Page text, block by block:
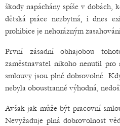
škody napáchány spíše v dobách,
dětská práce nezbytná, i dnes
prohibice je nehorázným
První zásadní obhajobou
zaměstnavatel nikoho nenutil pro
smlouvy jsou plně dobrovolné.
nebyla oboustranně výhodná,
Avšak jak může být pracovní
Nevyžaduje plná dobrovolnost